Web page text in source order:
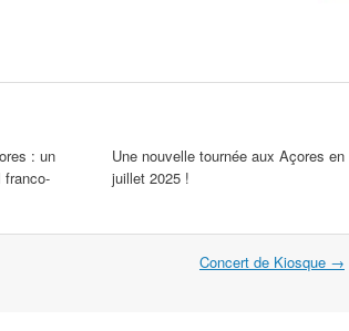
: un
franco-
Une nouvelle tournée aux Açores en
juillet 2025 !
Concert de Kiosque →